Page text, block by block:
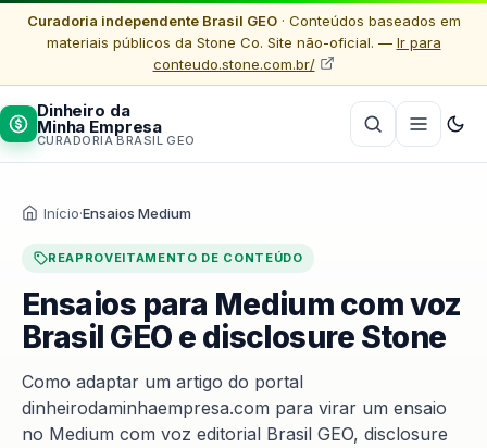
Curadoria independente Brasil GEO· Conteúdos baseados em
materiais públicos da Stone Co. Site não-oficial. — Ir para
conteudo.stone.com.br/
Dinheiro da
Minha Empresa
CURADORIA BRASIL GEO
Início·Ensaios Medium
REAPROVEITAMENTO DE CONTEÚDO
Ensaios para Medium com voz
Brasil GEO e disclosure Stone
Como adaptar um artigo do portal
dinheirodaminhaempresa.com para virar um ensaio
no Medium com voz editorial Brasil GEO, disclosure